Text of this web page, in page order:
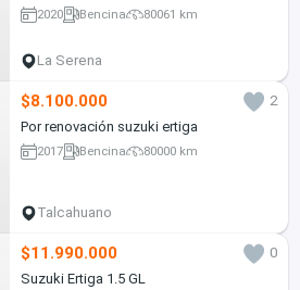
2020 Bencina 80061 km
La Serena
$8.100.000
2
Por renovación suzuki ertiga
2017 Bencina 80000 km
Talcahuano
$11.990.000
0
Suzuki Ertiga 1.5 GL